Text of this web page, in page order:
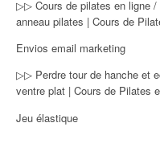
▷▷ Cours de pilates en ligne
anneau pilates | Cours de
Envios email marketing
▷▷ Perdre tour de hanche et
ventre plat | Cours de Pilates
Jeu élastique